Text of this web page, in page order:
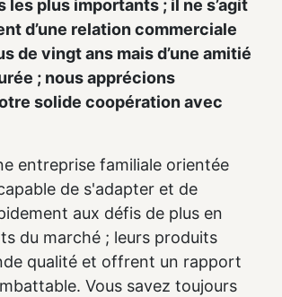
les plus importants ; il ne s’agit
d’une relation commerciale
de vingt ans mais d’une amitié
; nous apprécions
solide coopération avec
entreprise familiale orientée
de s'adapter et de
aux défis de plus en
du marché ; leurs produits
qualité et offrent un rapport
Vous savez toujours